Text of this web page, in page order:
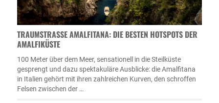
TRAUMSTRASSE AMALFITANA: DIE BESTEN HOTSPOTS DER A
MALFIKÜSTE
100 Meter über dem Meer, sensationell in die Steilküste
gesprengt und dazu spektakuläre Ausblicke: die Amalfitana
in Italien gehört mit ihren zahlreichen Kurven, den schroffen
Felsen zwischen der …